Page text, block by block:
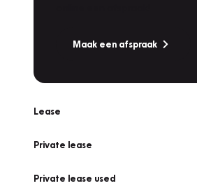
Maak een afspraak
Lease
Private lease
Private lease used